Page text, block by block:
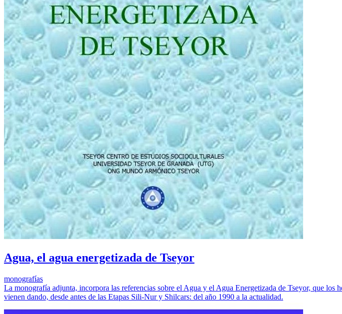
Agua, el agua energetizada de Tseyor
monografías
La monografía adjunta, incorpora las referencias sobre el Agua y el Agua Energetizada de Tseyor, que
vienen dando, desde antes de las Etapas Sili-Nur y Shilcars: del año 1990 a la actualidad.